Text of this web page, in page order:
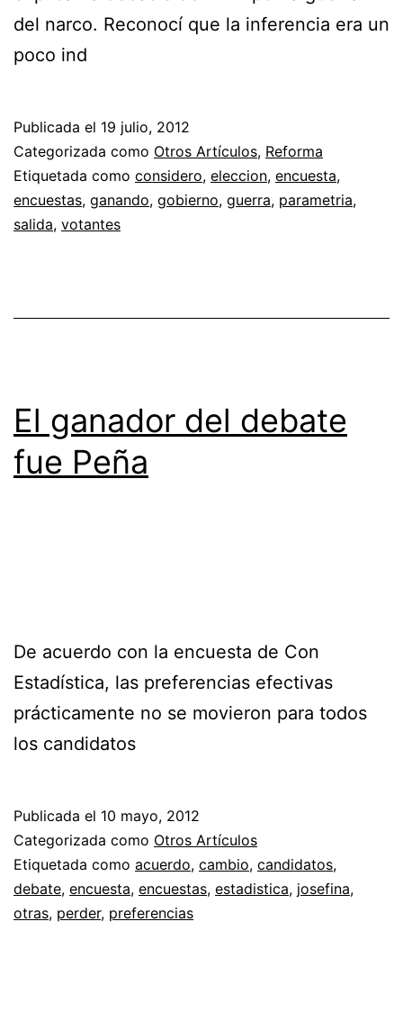
del narco. Reconocí que la inferencia era un
poco ind
Publicada el 19 julio, 2012
Categorizada como Otros Artículos, Reforma
Etiquetada como considero, eleccion, encuesta,
encuestas, ganando, gobierno, guerra, parametria,
salida, votantes
El ganador del debate
fue Peña
De acuerdo con la encuesta de Con
Estadística, las preferencias efectivas
prácticamente no se movieron para todos
los candidatos
Publicada el 10 mayo, 2012
Categorizada como Otros Artículos
Etiquetada como acuerdo, cambio, candidatos,
debate, encuesta, encuestas, estadistica, josefina,
otras, perder, preferencias